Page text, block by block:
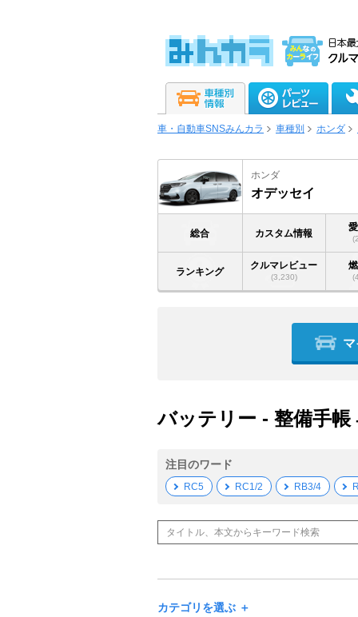
車・自動車SNSみんカラ 車種別 ホンダ
ホンダ
オデッセイ
総合 カスタム情報
ランキング
クルマレビュー
(3,230)
バッテリー - 整備手帳
注目のワード
RC5 RC1/2 RB3/4
カテゴリを選ぶ ＋